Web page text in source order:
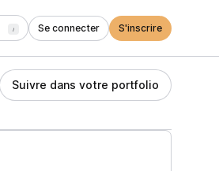
/ Se connecter S'inscrire
Suivre dans votre portfolio